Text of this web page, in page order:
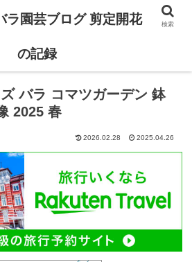
バラ コマツガーデン 鉢
2025 春
2026.02.28 2025.04.26
園芸ブログ 剪定開花
の記録
検索